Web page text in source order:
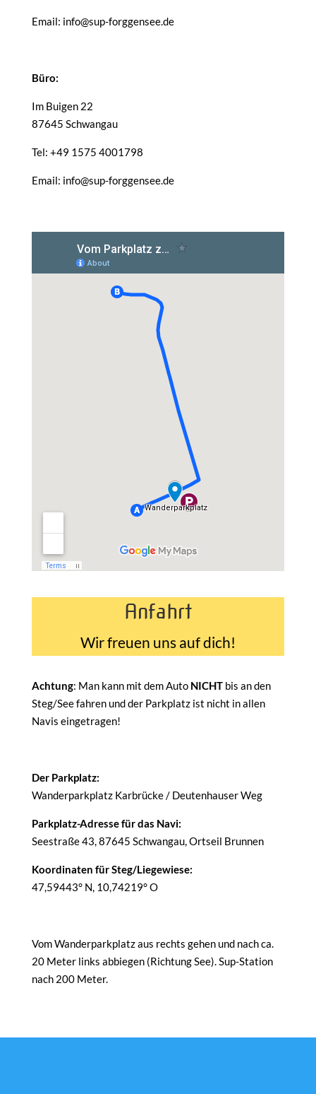
Email: info@sup-forggensee.de
Büro:
Im Buigen 22
87645 Schwangau
Tel: +49 1575 4001798
Email: info@sup-forggensee.de
Anfahrt
Wir freuen uns auf dich!
Achtung: Man kann mit dem Auto NICHT bis an den
Steg/See fahren und der Parkplatz ist nicht in allen
Navis eingetragen!
Der Parkplatz:
Wanderparkplatz Karbrücke / Deutenhauser Weg
Parkplatz-Adresse für das Navi:
Seestraße 43, 87645 Schwangau, Ortseil Brunnen
Koordinaten für Steg/Liegewiese:
47,59443° N, 10,74219° O
Vom Wanderparkplatz aus rechts gehen und nach ca.
20 Meter links abbiegen (Richtung See). Sup-Station
nach 200 Meter.